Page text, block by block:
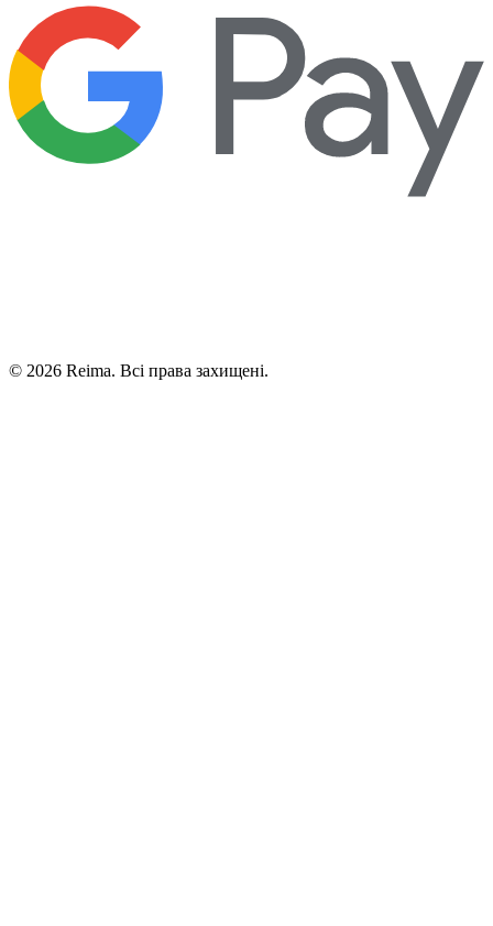
© 2026 Reima. Всі права захищені.